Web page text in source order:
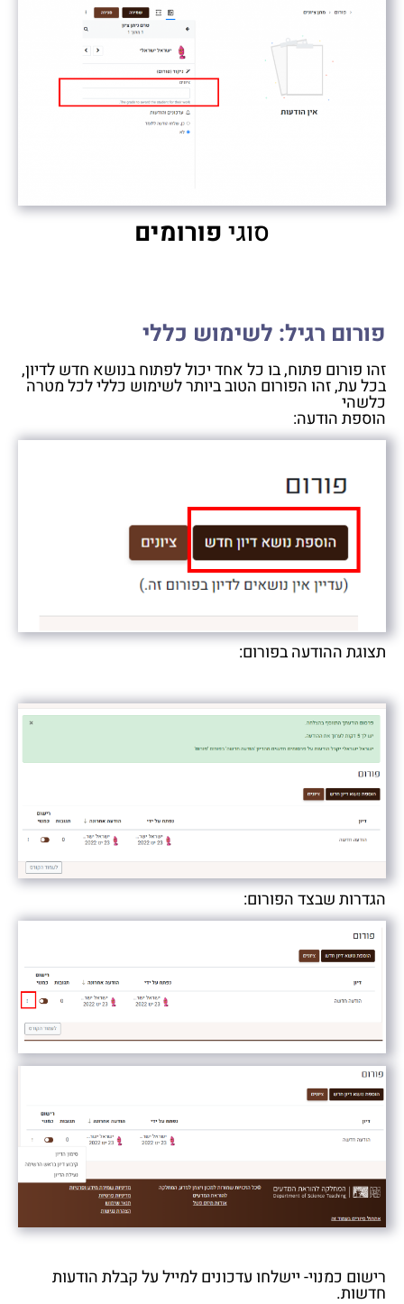
סוגיפורומים
פורום רגיל: לשימוש כללי
זהו פורום פתוח, בו כל אחד יכול לפתוח בנושא חדש לדיון,
בכל עת, זהו הפורום הטוב ביותר לשימוש כללי לכל מטרה
כלשהי
הוספת הודעה:
תצוגת ההודעה בפורום:
הגדרות שבצד הפורום:
רישום כמנוי- יישלחו עדכונים למייל על קבלת הודעות
חדשות.